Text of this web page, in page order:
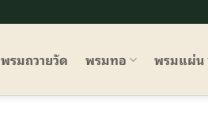
พรมถวายวัด พรมทอ พรมแผ่น